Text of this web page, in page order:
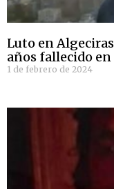
Luto en
años fallecido
1 de febrero de 2024